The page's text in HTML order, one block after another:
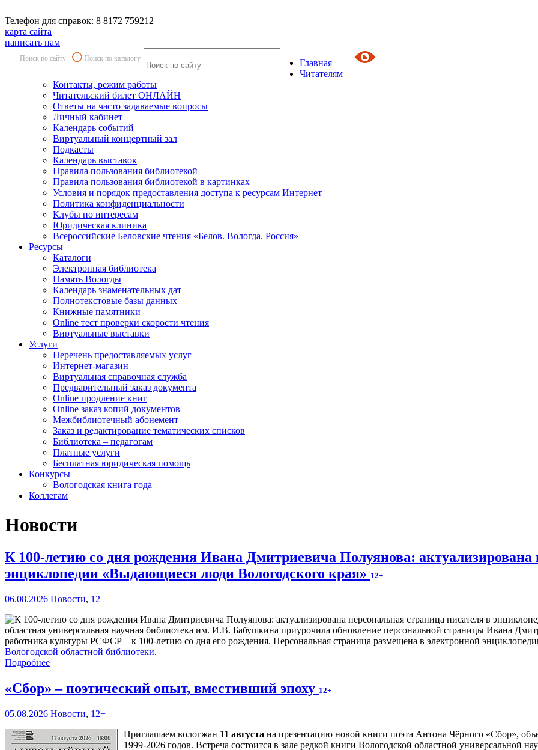
Телефон для справок: 8 8172 759212
карта сайта
написать нам
Поиск по сайту Поиск по каталогу
Главная
Читателям
Контакты, режим работы
Читательский билет ОНЛАЙН
Ответы на часто задаваемые вопросы
Личный кабинет
Календарь событий
Виртуальный концертный зал
Подкасты
Календарь выставок
Правила пользования библиотекой
Правила пользования библиотекой в картинках
Условия и порядок предоставления доступа к ресурсам Интернет
Политика конфиденциальности
Клубы по интересам
Юридическая клиника
Всероссийские Беловские чтения «Белов. Вологда. Россия»
Ресурсы
Каталоги
Электронная библиотека
Память Вологды
Календарь знаменательных дат
Полнотекстовые базы данных
Книжные памятники
Online тест проверки скорости чтения
Виртуальные выставки
Услуги
Перечень предоставляемых услуг
Интернет-магазин
Виртуальная справочная служба
Предварительный заказ документа
Online продление книг
Online заказ копий документов
Межбиблиотечный абонемент
Заказ и редактирование тематических списков
Библиотека – педагогам
Платные услуги
Бесплатная юридическая помощь
Конкурсы
Вологодская книга года
Коллегам
Новости
К 100-летию со дня рождения Ивана Дмитриевича Полуянова: актуализирована
энциклопедии «Выдающиеся люди Вологодского края» 12+
06.08.2026 Новости, 12+
областная универсальная научная библиотека им. И.В. Бабушкина приурочила обновление персональной страницы Ивана
работника культуры РСФСР – к 100‑летию со дня его рождения. Персональная страница размещена в электронной
Вологодской областной библиотеки.
Подробнее
«Сбор» – поэтический опыт, вместивший эпоху 12+
05.08.2026 Новости, 12+
Приглашаем вологжан 11 августа на презентацию новой книги поэта Антона Чёрного «Сбор»,
1999-2026 годов. Встреча состоится в зале редкой книги Вологодской областной универсальной